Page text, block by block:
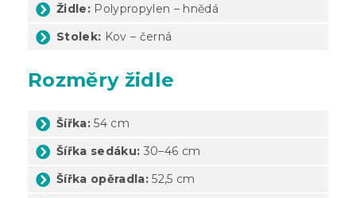
Židle: Polypropylen – hnědá
Stolek: Kov – černá
Rozměry židle
Šířka: 54 cm
Šířka sedáku: 30–46 cm
Šířka opěradla: 52,5 cm